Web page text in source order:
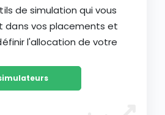
de simulation qui vous
dans vos placements et
l'allocation de votre